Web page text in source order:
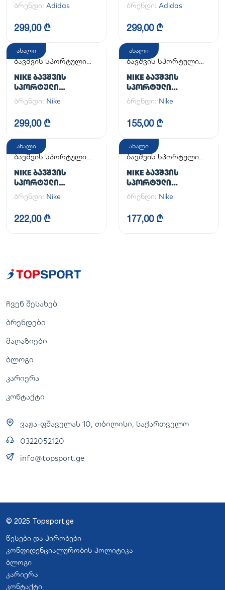
SUPERSTAR II CF C
ბრენდი: Adidas
299,00 ₾
SUPERSTAR II CF C
ბრენდი: Adidas
299,00 ₾
ახალი
ბავშვის სპორტული
NIKE ᲑᲐᲕᲨᲕᲘᲡ
ᲡᲞᲝᲠᲢᲣᲚᲘ
ᲤᲔᲮᲡᲐᲪᲛᲔᲚᲘ AIR
FORCE 1 LE (GS)
ბრენდი: Nike
299,00 ₾
ახალი
ბავშვის სპორტული
NIKE ᲑᲐᲕᲨᲕᲘᲡ
ᲡᲞᲝᲠᲢᲣᲚᲘ
ᲤᲔᲮᲡᲐᲪᲛᲔᲚᲘ NIKE
OMNI MULTI-COURT
(PS)
ბრენდი: Nike
155,00 ₾
ახალი
ბავშვის სპორტული
NIKE ᲑᲐᲕᲨᲕᲘᲡ
ᲡᲞᲝᲠᲢᲣᲚᲘ
ᲤᲔᲮᲡᲐᲪᲛᲔᲚᲘ COURT
BOROUGH LOW
RECRAFT (GS)
ბრენდი: Nike
222,00 ₾
ახალი
ბავშვის სპორტული
NIKE ᲑᲐᲕᲨᲕᲘᲡ
ᲡᲞᲝᲠᲢᲣᲚᲘ
ᲤᲔᲮᲡᲐᲪᲛᲔᲚᲘ COURT
BOROUGH LOW
RECRAFT (PS)
ბრენდი: Nike
177,00 ₾
ჩვენ შესახებ
ბრენდები
მაღაზიები
ბლოგი
კარიერა
კონტაქტი
ვაჟა-ფშაველას 10, თბილისი, საქართველო
0322052120
info@topsport.ge
© 2025 Topsport.ge
წესები და პირობები
კონფიდენციალურობის პოლიტიკა
ბლოგი
კარიერა
კონტაქტი